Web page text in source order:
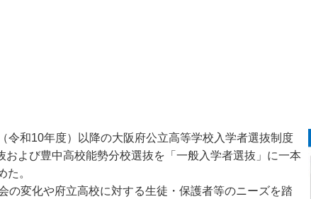
和10年度）以降の大阪府公立高等学校入学者選抜制度
よび豊中高校能勢分校選抜を「一般入学者選抜」に一本
。
変化や府立高校に対する生徒・保護者等のニーズを踏